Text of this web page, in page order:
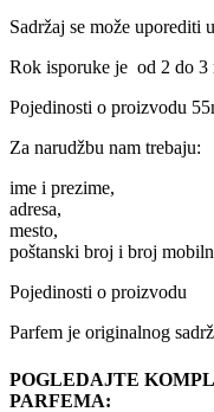
Sadržaj se može uporediti
Rok isporuke je od 2 do 3
Pojedinosti o proizvodu
Za narudžbu nam trebaju:
ime i prezime,
adresa,
mesto,
poštanski broj i broj
Pojedinosti o proizvodu
Parfem je originalnog
POGLEDAJTE
PARFEMA: